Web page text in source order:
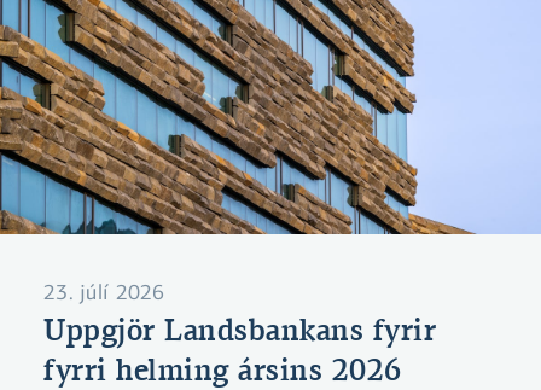
23. júlí 2026
Uppgjör Landsbankans fyrir
fyrri helming ársins 2026